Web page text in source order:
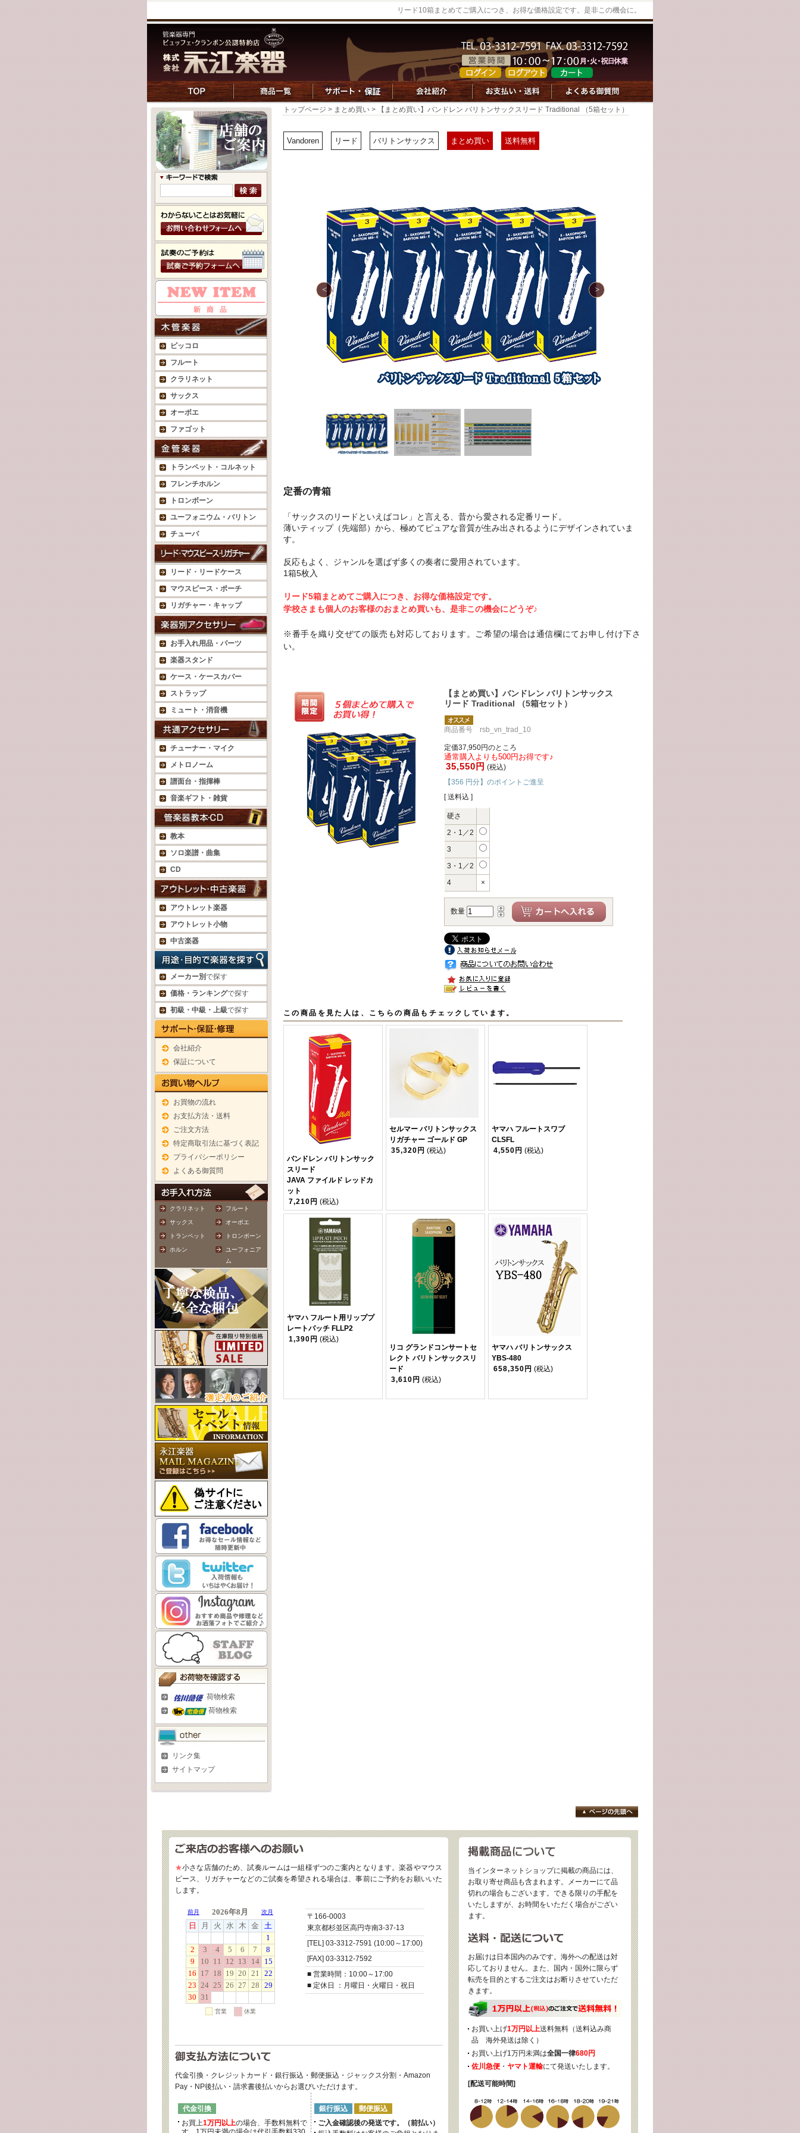
リード10箱まとめてご購入につき、お得な価格設定です。是非この機会に。
ピッコロ
フルート
クラリネット
サックス
オーボエ
ファゴット
トランペット・コルネット
フレンチホルン
トロンボーン
ユーフォニウム・バリトン
チューバ
リード・リードケース
マウスピース・ポーチ
リガチャー・キャップ
お手入れ用品・パーツ
楽器スタンド
ケース・ケースカバー
ストラップ
ミュート・消音機
チューナー・マイク
メトロノーム
譜面台・指揮棒
音楽ギフト・雑貨
教本
ソロ楽譜・曲集
CD
アウトレット楽器
アウトレット小物
中古楽器
メーカー別で探す
価格・ランキングで探す
初級・中級・上級で探す
会社紹介
保証について
お買物の流れ
お支払方法・送料
ご注文方法
特定商取引法に基づく表記
プライバシーポリシー
よくある御質問
クラリネット フルート
サックス オーボエ
トランペット トロンボーン
ホルン
ユーフォニア
ム
荷物検索
荷物検索
リンク集
サイトマップ
トップページ > まとめ買い > 【まとめ買い】バンドレン バリトンサックスリード Traditional （5箱セット）
Vandoren リード バリトンサックス まとめ買い 送料無料
定番の青箱
「サックスのリードといえばコレ」と言える、昔から愛される定番リード。
薄いティップ（先端部）から、極めてピュアな音質が生み出されるようにデザインされていま
す。
反応もよく、ジャンルを選ばず多くの奏者に愛用されています。
1箱5枚入
リード5箱まとめてご購入につき、お得な価格設定です。
学校さまも個人のお客様のおまとめ買いも、是非この機会にどうぞ♪
※番手を織り交ぜての販売も対応しております。ご希望の場合は通信欄にてお申し付け下さ
い。
【まとめ買い】バンドレン バリトンサックス
リード Traditional （5箱セット）
商品番号 rsb_vn_trad_10
定価37,950円のところ
通常購入よりも500円お得です♪
35,550円 (税込)
【356 円分】のポイントご進呈
[ 送料込 ]
硬さ
2・1／2
3
3・1／2
4
×
数量
この商品を見た人は、こちらの商品もチェックしています。
バンドレン バリトンサック
スリード
JAVA ファイルド レッドカ
ット
7,210円 (税込)
セルマー バリトンサックス
リガチャー ゴールド GP
35,320円 (税込)
ヤマハ フルートスワブ
CLSFL
4,550円 (税込)
ヤマハ フルート用リッププ
レートパッチ FLLP2
1,390円 (税込)
リコ グランドコンサートセ
レクト バリトンサックスリ
ード
3,610円 (税込)
ヤマハ バリトンサックス
YBS-480
658,350円 (税込)
★小さな店舗のため、試奏ルームは一組様ずつのご案内となります。楽器やマウス
ピース、リガチャーなどのご試奏を希望される場合は、事前にご予約をお願いいた
します。
〒166-0003
東京都杉並区高円寺南3-37-13
[TEL] 03-3312-7591 (10:00～17:00)
[FAX] 03-3312-7592
■ 営業時間：10:00～17:00
■ 定休日 ：月曜日・火曜日・祝日
代金引換・クレジットカード・銀行振込・郵便振込・ジャックス分割・Amazon
Pay・NP後払い・請求書後払いからお選びいただけます。
代金引換
お買上1万円以上の場合、手数料無料で
銀行振込
郵便振込
ご入金確認後の発送です。（前払い）
当インターネットショップに掲載の商品には、
お取り寄せ商品も含まれます。メーカーにて品
切れの場合もございます。できる限りの手配を
いたしますが、お時間をいただく場合がござい
ます。
お届けは日本国内のみです。海外への配送は対
応しておりません。また、国内・国外に限らず
転売を目的とするご注文はお断りさせていただ
きます。
お買い上げ1万円以上送料無料（送料込み商
品 海外発送は除く）
お買い上げ1万円未満は全国一律680円
佐川急便 ・ ヤマト運輸にて発送いたします。
[配送可能時間]